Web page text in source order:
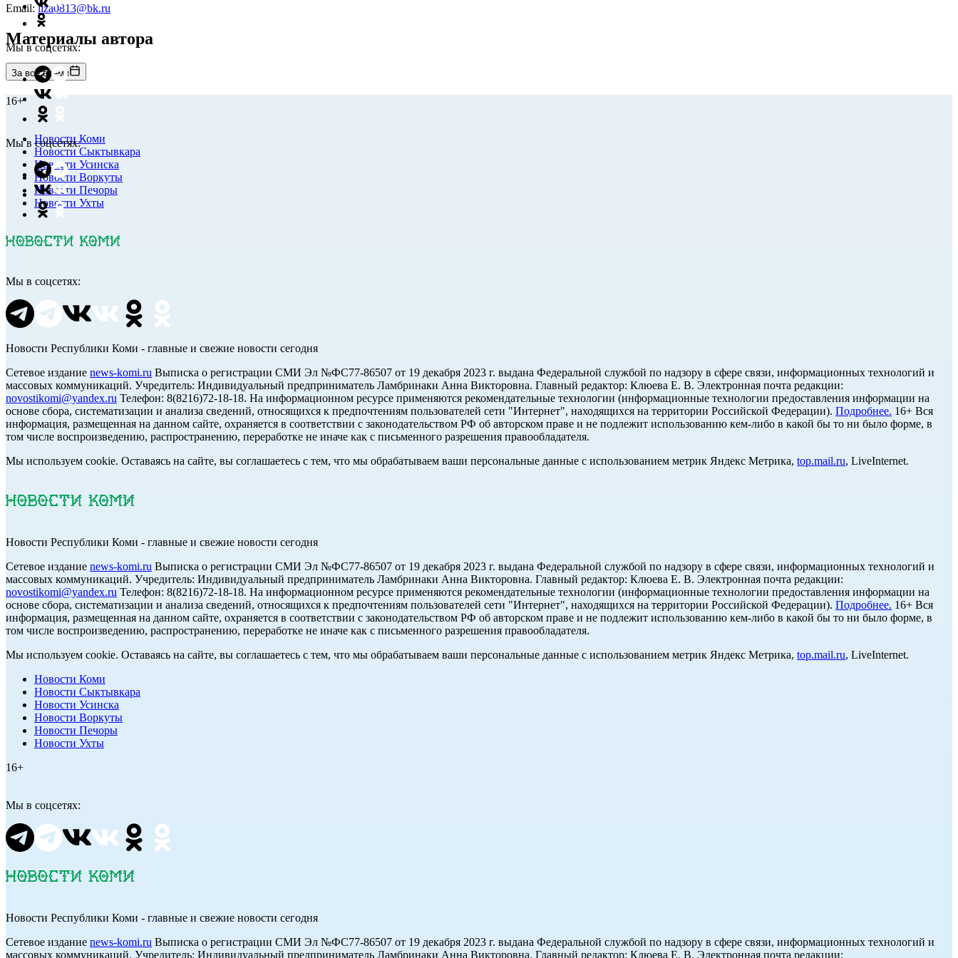
Мы в соцсетях:
Мы в соцсетях:
Email: liza0813@bk.ru
Материалы автора
За все время
16+
Новости Коми
Новости Сыктывкара
Новости Усинска
Новости Воркуты
Новости Печоры
Новости Ухты
Мы в соцсетях:
Новости Республики Коми - главные и свежие новости сегодня
Cетевое издание news-komi.ru Выписка о регистрации СМИ Эл №ФС77-86507 от 19 декабря 2023 г. выдана Федеральной службой по надзору в сфере связи, информационных технологий и
массовых коммуникаций. Учредитель: Индивидуальный предприниматель Ламбринаки Анна Викторовна. Главный редактор: Клюева Е. В. Электронная почта редакции:
novostikomi@yandex.ru Телефон: 8(8216)72-18-18. На информационном ресурсе применяются рекомендательные технологии (информационные технологии предоставления информации на
основе сбора, систематизации и анализа сведений, относящихся к предпочтениям пользователей сети "Интернет", находящихся на территории Российской Федерации). Подробнее. 16+ Вся
информация, размещенная на данном сайте, охраняется в соответствии с законодательством РФ об авторском праве и не подлежит использованию кем-либо в какой бы то ни было форме, в
том числе воспроизведению, распространению, переработке не иначе как с письменного разрешения правообладателя.
Мы используем cookie. Оставаясь на сайте, вы соглашаетесь с тем, что мы обрабатываем ваши персональные данные с использованием метрик Яндекс Метрика, top.mail.ru, LiveInternet.
Новости Республики Коми - главные и свежие новости сегодня
Cетевое издание news-komi.ru Выписка о регистрации СМИ Эл №ФС77-86507 от 19 декабря 2023 г. выдана Федеральной службой по надзору в сфере связи, информационных технологий и
массовых коммуникаций. Учредитель: Индивидуальный предприниматель Ламбринаки Анна Викторовна. Главный редактор: Клюева Е. В. Электронная почта редакции:
novostikomi@yandex.ru Телефон: 8(8216)72-18-18. На информационном ресурсе применяются рекомендательные технологии (информационные технологии предоставления информации на
основе сбора, систематизации и анализа сведений, относящихся к предпочтениям пользователей сети "Интернет", находящихся на территории Российской Федерации). Подробнее. 16+ Вся
информация, размещенная на данном сайте, охраняется в соответствии с законодательством РФ об авторском праве и не подлежит использованию кем-либо в какой бы то ни было форме, в
том числе воспроизведению, распространению, переработке не иначе как с письменного разрешения правообладателя.
Мы используем cookie. Оставаясь на сайте, вы соглашаетесь с тем, что мы обрабатываем ваши персональные данные с использованием метрик Яндекс Метрика, top.mail.ru, LiveInternet.
Новости Коми
Новости Сыктывкара
Новости Усинска
Новости Воркуты
Новости Печоры
Новости Ухты
16+
Мы в соцсетях:
Новости Республики Коми - главные и свежие новости сегодня
Cетевое издание news-komi.ru Выписка о регистрации СМИ Эл №ФС77-86507 от 19 декабря 2023 г. выдана Федеральной службой по надзору в сфере связи, информационных технологий и
массовых коммуникаций. Учредитель: Индивидуальный предприниматель Ламбринаки Анна Викторовна. Главный редактор: Клюева Е. В. Электронная почта редакции: